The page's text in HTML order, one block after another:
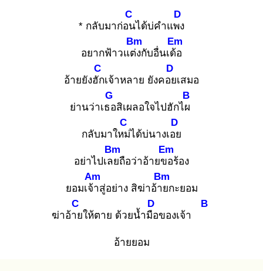
* กลับมาก่อน
C
ได้บ่คำแพง
D
อยากฟ้าวแต่ง
Bm
กับอื่นเด้อ
Em
อ้ายยังฮัก
C
เจ้าหลาย ยังคอย
D
เสมอ
ย่านว่าเธอ
G
สิเผลอใจไปฮักไผ
B
กลับมาใหม่
C
ได้บ่นางเอย
D
อย่าไปเลย
Bm
ถือว่าอ้ายขอ
Em
ร้อง
ยอมเจ้า
Am
สู่อย่าง สิฆ่าอ้าย
Bm
กะยอม
ฆ่าอ้าย
C
ให้ตาย ด้วยน้ำมือ
D
ของเจ้า
B
อ้ายยอม